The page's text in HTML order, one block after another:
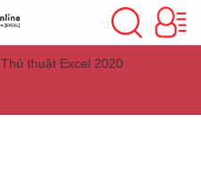
Thủ thuật Excel 2020